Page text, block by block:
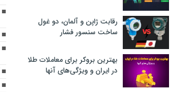
رقابت ژاپن و آلمان، دو غول
ساخت سنسور فشار
بهترین بروکر برای معاملات طلا
در ایران و ویژگی‌های آنها